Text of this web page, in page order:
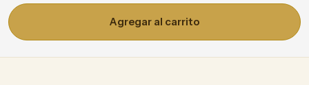
Agregar al carrito